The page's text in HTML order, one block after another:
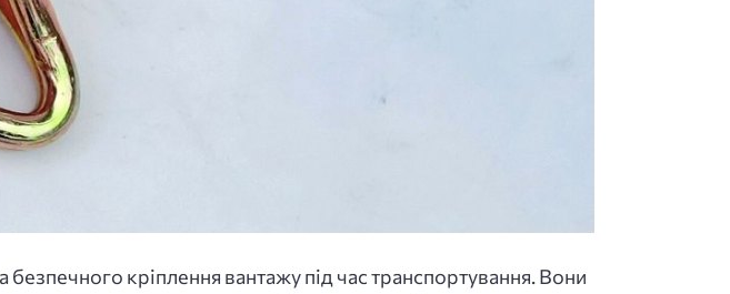
кріплення вантажу під час транспортування. Вони